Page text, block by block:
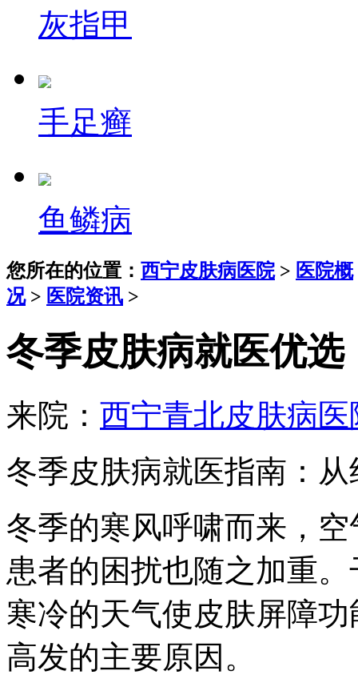
灰指甲
手足癣
鱼鳞病
您所在的位置： 西宁皮肤病医院> 医院概
况> 医院资讯 >
冬季皮肤病就医优
来院： 西宁青北皮肤病医
冬季皮肤病就医指南：
冬季的寒风呼啸而来，
患者的困扰也随之加重
寒冷的天气使皮肤屏障
高发的主要原因。